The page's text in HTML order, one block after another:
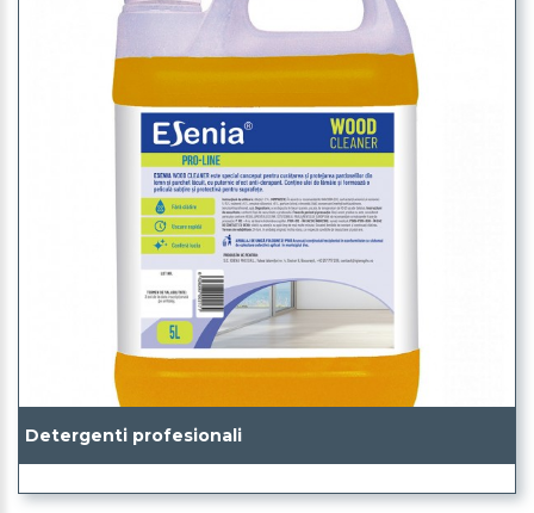
Detergenti profesionali